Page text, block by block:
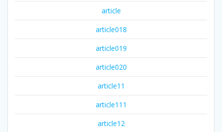
article
article018
article019
article020
article11
article111
article12